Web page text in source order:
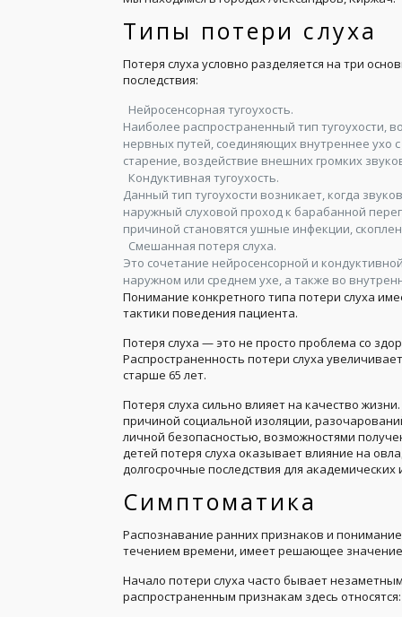
Типы потери слуха
Потеря слуха условно разделяется на три
последствия:
Нейросенсорная тугоухость.
Наиболее распространенный тип тугоухости,
нервных путей, соединяющих внутреннее ухо
старение, воздействие внешних громких
Кондуктивная тугоухость.
Данный тип тугоухости возникает, когда
наружный слуховой проход к барабанной
причиной становятся ушные инфекции,
Смешанная потеря слуха.
Это сочетание нейросенсорной и
наружном или среднем ухе, а также во
Понимание конкретного типа потери слуха
тактики поведения пациента.
Потеря слуха — это не просто проблема со
Распространенность потери слуха
старше 65 лет.
Потеря слуха сильно влияет на качество
причиной социальной изоляции,
личной безопасностью, возможностями
детей потеря слуха оказывает влияние на
долгосрочные последствия для
Симптоматика
Распознавание ранних признаков и
течением времени, имеет решающее
Начало потери слуха часто бывает
распространенным признакам здесь относятся: